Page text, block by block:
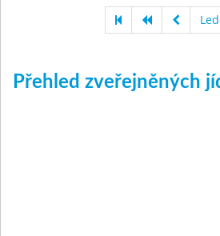
Přehled zveřejněných